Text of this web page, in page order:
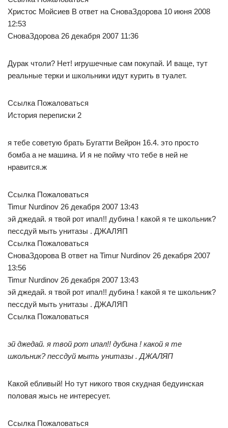
Христос Мойсиев В ответ на СноваЗдорова 10 июня 2008
12:53
СноваЗдорова 26 декабря 2007 11:36
Дурак чтоли? Нет! игрушечные сам покупай. И ваще, тут
реальные терки и школьники идут курить в туалет.
Ссылка Пожаловаться
История переписки 2
я тебе советую брать Бугатти Вейрон 16.4. это просто
бомба а не машина. И я не пойму что тебе в ней не
нравится.ж
Ссылка Пожаловаться
Timur Nurdinov 26 декабря 2007 13:43
эй джедай. я твой рот ипал!! дубина ! какой я те школьник?
пессдуй мыть унитазы . ДЖАЛЯП
Ссылка Пожаловаться
СноваЗдорова В ответ на Timur Nurdinov 26 декабря 2007
13:56
Timur Nurdinov 26 декабря 2007 13:43
эй джедай. я твой рот ипал!! дубина ! какой я те школьник?
пессдуй мыть унитазы . ДЖАЛЯП
Ссылка Пожаловаться
эй джедай. я твой рот ипал!! дубина ! какой я те
школьник? пессдуй мыть унитазы . ДЖАЛЯП
Какой ебливый! Но тут никого твоя скудная бедуинская
половая жысь не интересует.
Ссылка Пожаловаться